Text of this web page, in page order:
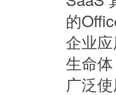
的
企业
生命
广泛